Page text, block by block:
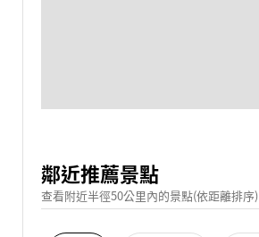
鄰近推薦景點
查看附近半徑50公里內的景點(依距離排序)